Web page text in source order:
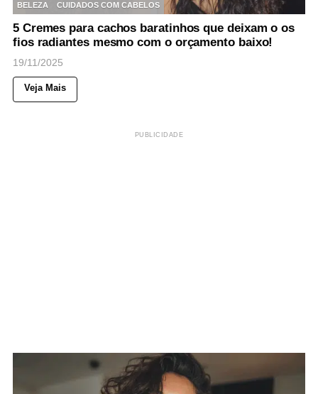
BELEZA
CUIDADOS COM CABELOS
5 Cremes para cachos baratinhos que deixam o os
fios radiantes mesmo com o orçamento baixo!
19/11/2025
Veja Mais
PUBLICIDADE